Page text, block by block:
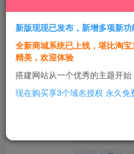
新版现现已发布，新增多项新
全新商城系统已上线，堪比淘
精美，欢迎体验
搭建网站从一个优秀的主题开始
现在购买享3个域名授权 永久免